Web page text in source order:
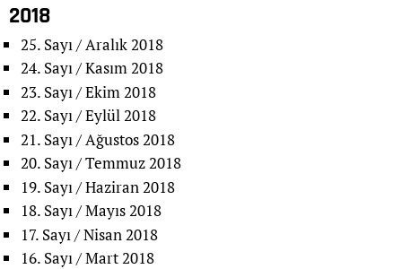
2018
25. Sayı / Aralık 2018
24. Sayı / Kasım 2018
23. Sayı / Ekim 2018
22. Sayı / Eylül 2018
21. Sayı / Ağustos 2018
20. Sayı / Temmuz 2018
19. Sayı / Haziran 2018
18. Sayı / Mayıs 2018
17. Sayı / Nisan 2018
16. Sayı / Mart 2018